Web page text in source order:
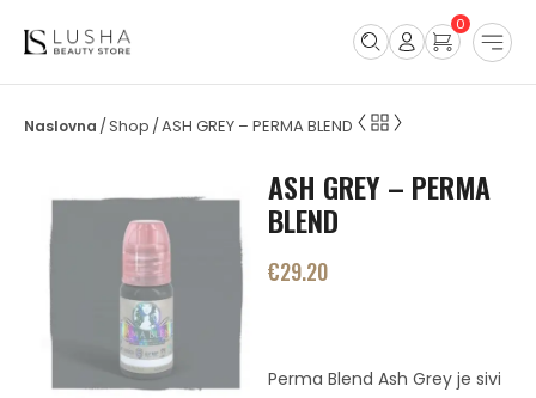
0
/Shop /ASH GREY – PERMA BLEND
ASH GREY – PERMA
BLEND
€29.20
Perma Blend Ash Grey je sivi